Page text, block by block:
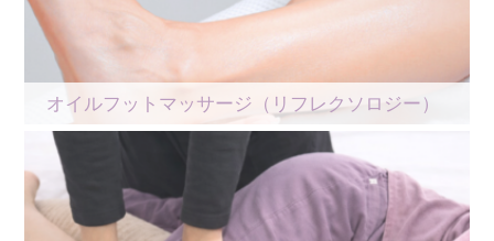
オイルフットマッサージ（リフレクソロジー）